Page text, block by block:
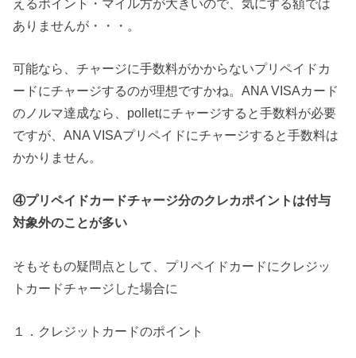
えるポイント・マイル方が大きいので、気にする額では
ありませんが・・・。
可能なら、チャージに手数料がかからないプリペイドカ
ードにチャージするのが理想ですかね。ANA VISAカード
のノルマ達成なら、polletにチャージすると手数料が必要
ですが、ANA VISAプリペイドにチャージすると手数料は
かかりません。
④プリペイドカードチャージ分のクレカポイントは付与
対象外のことが多い
そもそもの疑問点として、プリペイドカードにクレジッ
トカードチャージした場合に
１．クレジットカードのポイント